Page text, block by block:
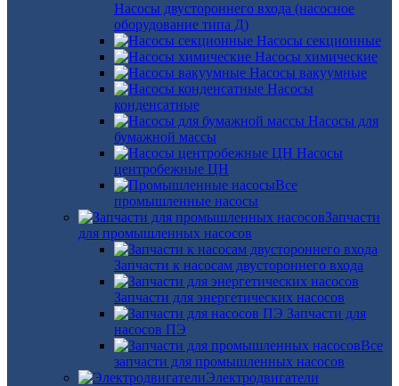
Насосы двустороннего входа (насосное
оборудование типа Д)
Насосы секционные
Насосы химические
Насосы вакуумные
Насосы
конденсатные
Насосы для
бумажной массы
Насосы
центробежные ЦН
Все
промышленные насосы
Запчасти
для промышленных насосов
Запчасти к насосам двустороннего входа
Запчасти для энергетических насосов
Запчасти для
насосов ПЭ
Все
запчасти для промышленных насосов
Электродвигатели